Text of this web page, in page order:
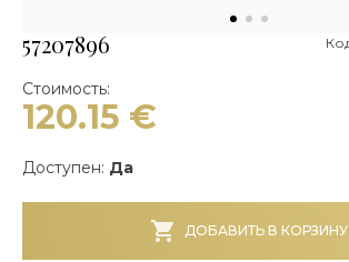
57207896
Стоимость:
120.15 €
Доступен: Да
ДОБАВИТЬ В КОРЗИНУ